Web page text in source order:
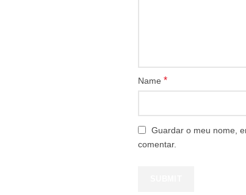
Name *
Guardar o meu nome,
comentar.